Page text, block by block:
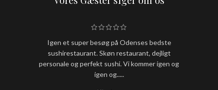
Igen et super besøg på Odenses bedste
sushirestaurant. Skøn restaurant, dejligt
personale og perfekt sushi. Vi kommer igen og
igen og.....